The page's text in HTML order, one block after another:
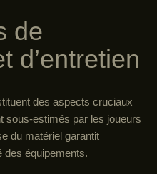
de
d’entretien
des aspects cruciaux
sous-estimés par les joueurs
du matériel garantit
des équipements.